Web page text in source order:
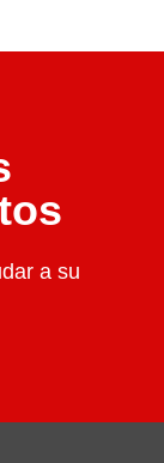
a su